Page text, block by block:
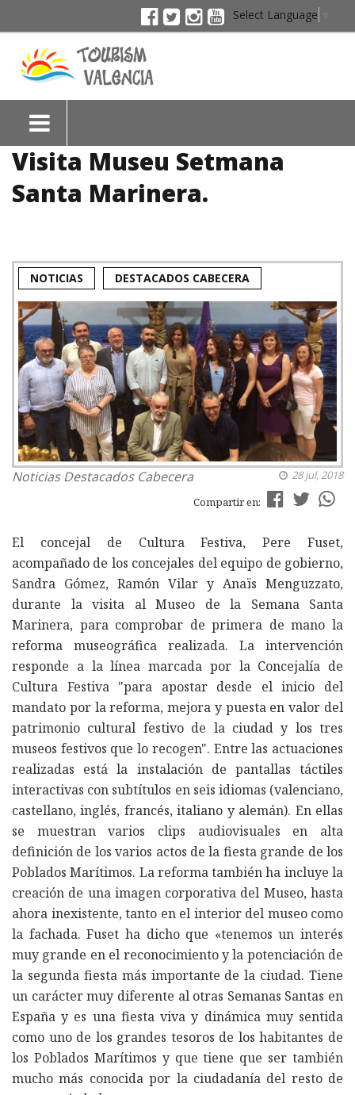
Select Language
Visita Museu Setmana
Santa Marinera.
NOTICIAS DESTACADOS CABECERA
Noticias Destacados Cabecera
28 jul, 2018
Compartir en:
El concejal de Cultura Festiva, Pere Fuset,
acompañado de los concejales del equipo de gobierno,
Sandra Gómez, Ramón Vilar y Anaïs Menguzzato,
durante la visita al Museo de la Semana Santa
Marinera, para comprobar de primera de mano la
reforma museográfica realizada. La intervención
responde a la línea marcada por la Concejalía de
Cultura Festiva "para apostar desde el inicio del
mandato por la reforma, mejora y puesta en valor del
patrimonio cultural festivo de la ciudad y los tres
museos festivos que lo recogen". Entre las actuaciones
realizadas está la instalación de pantallas táctiles
interactivas con subtítulos en seis idiomas (valenciano,
castellano, inglés, francés, italiano y alemán). En ellas
se muestran varios clips audiovisuales en alta
definición de los varios actos de la fiesta grande de los
Poblados Marítimos. La reforma también ha incluye la
creación de una imagen corporativa del Museo, hasta
ahora inexistente, tanto en el interior del museo como
la fachada. Fuset ha dicho que «tenemos un interés
muy grande en el reconocimiento y la potenciación de
la segunda fiesta más importante de la ciudad. Tiene
un carácter muy diferente al otras Semanas Santas en
España y es una fiesta viva y dinámica muy sentida
como uno de los grandes tesoros de los habitantes de
los Poblados Marítimos y que tiene que ser también
mucho más conocida por la ciudadanía del resto de